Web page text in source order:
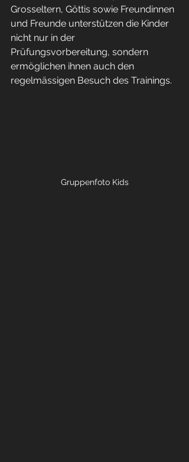
Grosseltern, Göttis sowie Freundinnen
und Freunde unterstützen die Kinder
nicht nur in der
Prüfungsvorbereitung, sondern
ermöglichen ihnen auch den
regelmässigen Besuch des Trainings.
Gruppenfoto Kids